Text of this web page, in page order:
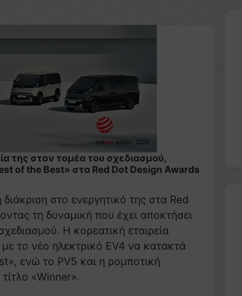
της στον τομέα του σχεδιασμού,
of the Best» στα Red Dot Design Awards
στο ενεργητικό της στα Red
τη δυναμική που έχει αποκτήσει
Η κορεατική εταιρεία
το νέο ηλεκτρικό EV4 να κατακτά
ενώ το PV5 και η ρομποτική
«Winner».